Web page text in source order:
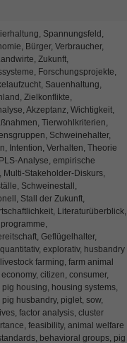
Spannungsfeld,
Bürger, Verbraucher,
Zukunft,
Forschungsprojekte,
Sauenhaltung,
Zielkonflikte,
Akzeptanz, Wichtigkeit,
Tierwohlkriterien,
Schweinehalter,
Intention, Verhalten, Theorie
Analyse, empirische
Stakeholder-Diskurs,
Schweinestall,
Stall der Zukunft,
Literaturüberblick,
Geflügelhalter,
explorativ, husbandry
farming, farm animal
citizen, consumer,
housing, housing systems,
husbandry, piglet, sow,
factor analysis, cluster
feasibility, animal welfare
behavioral groups, pig